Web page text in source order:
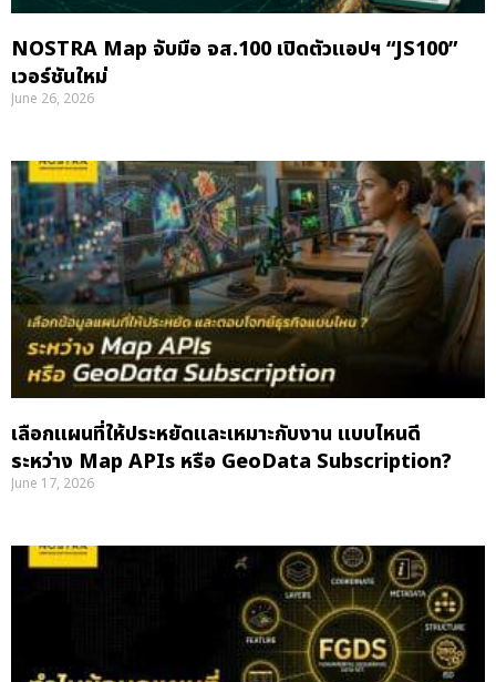
NOSTRA Map จับมือ จส.100 เปิดตัวแอปฯ “JS100”
เวอร์ชันใหม่
June 26, 2026
เลือกแผนที่ให้ประหยัดและเหมาะกับงาน แบบไหนดี
ระหว่าง Map APIs หรือ GeoData Subscription?
June 17, 2026